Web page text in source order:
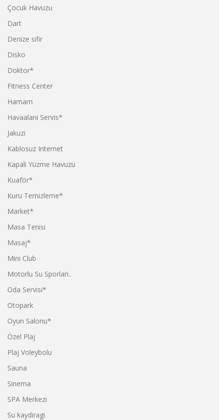
Çocuk Havuzu
Dart
Denize sifir
Disko
Doktor*
Fitness Center
Hamam
Havaalani Servis*
Jakuzi
Kablosuz Internet
Kapali Yüzme Havuzu
Kuaför*
Kuru Temizleme*
Market*
Masa Tenisi
Masaj*
Mini Club
Motorlu Su Sporlari..
Oda Servisi*
Otopark
Oyun Salonu*
Özel Plaj
Plaj Voleybolu
Sauna
Sinema
SPA Merkezi
Su kaydiragi